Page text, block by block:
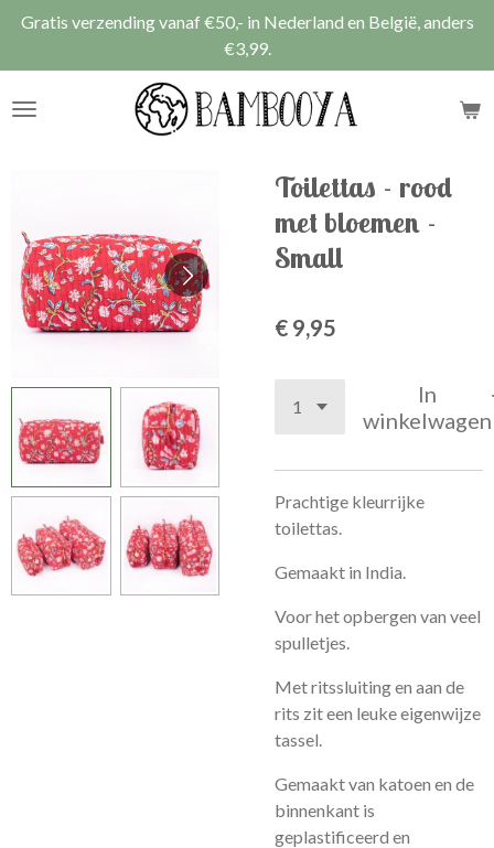
Ga
naar
de
Gratis verzending vanaf €50,- in Nederland en België, anders
€3,99.
Toilettas - rood
met bloemen -
Small
€ 9,95
In
winkelwagen
Prachtige kleurrijke
toilettas.
Gemaakt in India.
Voor het opbergen van veel
spulletjes.
Met ritssluiting en aan de
rits zit een leuke eigenwijze
tassel.
Gemaakt van katoen en de
binnenkant is
geplastificeerd en